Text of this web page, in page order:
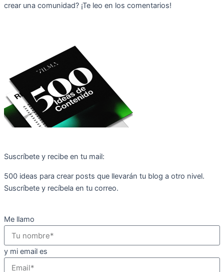
crear una comunidad? ¡Te leo en los comentarios!
Suscríbete y recibe en tu mail:
500 ideas para crear posts que llevarán tu blog a otro nivel.
Suscríbete y recíbela en tu correo.
Me llamo
y mi email es